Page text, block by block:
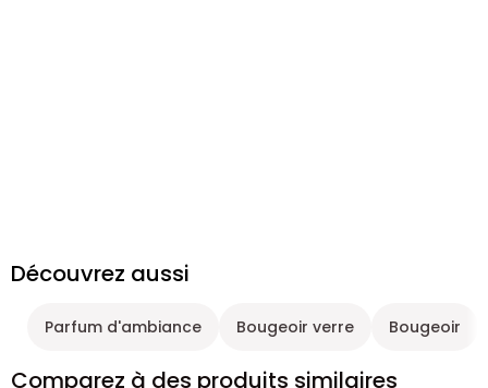
Découvrez aussi
Parfum d'ambiance Bougeoir verre Bougeoir
Comparez à des produits similaires